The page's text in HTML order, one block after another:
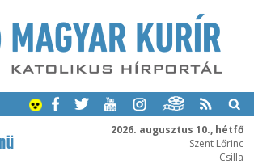
2026. augusztus 10., hétfő
Szent Lőrinc
Csilla